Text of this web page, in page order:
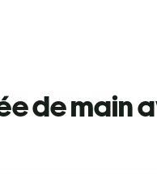
de main